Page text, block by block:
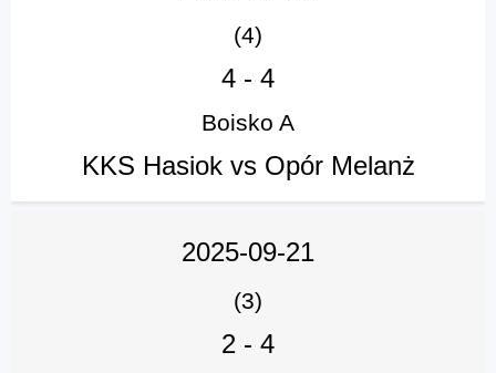
(4)
4 - 4
Boisko A
KKS Hasiok vs Opór Melanż
2025-09-21
(3)
2 - 4